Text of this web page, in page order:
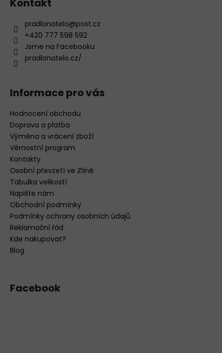
Kontakt
pradlonatelo@post.cz
+420 777 598 592
Jsme na Facebooku
pradlonatelo.cz/
Informace pro vás
Hodnocení obchodu
Doprava a platba
Výměna a vrácení zboží
Věrnostní program
Kontakty
Osobní převzetí ve Zlíně
Tabulka velikostí
Napište nám
Obchodní podmínky
Podmínky ochrany osobních údajů
Reklamační řád
Kde nakupovat?
Blog
Facebook